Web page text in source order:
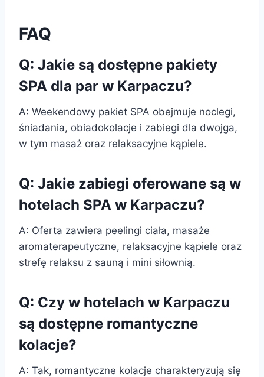
FAQ
Q: Jakie są dostępne pakiety
SPA dla par w Karpaczu?
A: Weekendowy pakiet SPA obejmuje noclegi,
śniadania, obiadokolacje i zabiegi dla dwojga,
w tym masaż oraz relaksacyjne kąpiele.
Q: Jakie zabiegi oferowane są w
hotelach SPA w Karpaczu?
A: Oferta zawiera peelingi ciała, masaże
aromaterapeutyczne, relaksacyjne kąpiele oraz
strefę relaksu z sauną i mini siłownią.
Q: Czy w hotelach w Karpaczu
są dostępne romantyczne
kolacje?
A: Tak, romantyczne kolacje charakteryzują się